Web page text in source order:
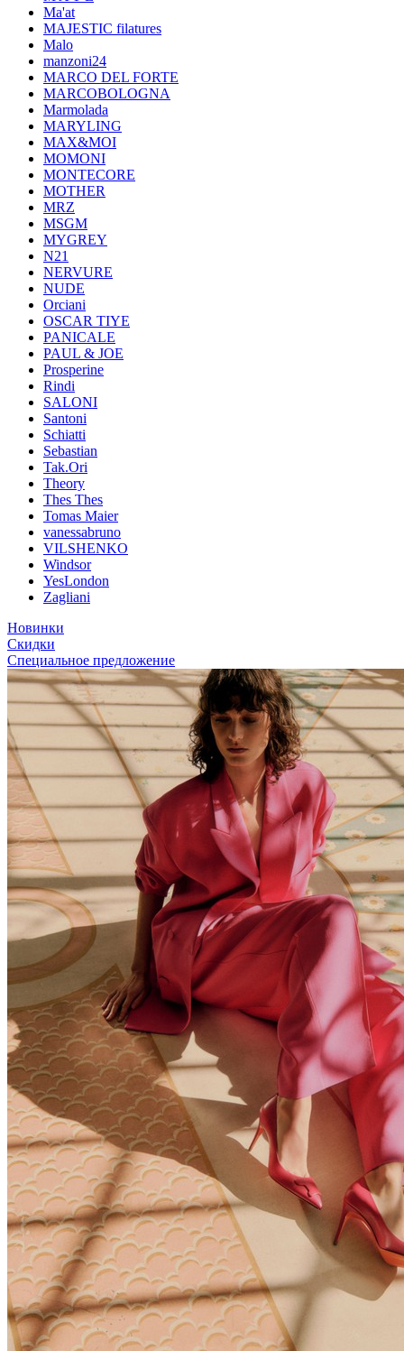
Ma'at
MAJESTIC filatures
Malo
manzoni24
MARCO DEL FORTE
MARCOBOLOGNA
Marmolada
MARYLING
MAX&MOI
MOMONI
MONTECORE
MOTHER
MRZ
MSGM
MYGREY
N21
NERVURE
NUDE
Orciani
OSCAR TIYE
PANICALE
PAUL & JOE
Prosperine
Rindi
SALONI
Santoni
Schiatti
Sebastian
Tak.Ori
Theory
Thes Thes
Tomas Maier
vanessabruno
VILSHENKO
Windsor
YesLondon
Zagliani
Новинки
Скидки
Специальное предложение